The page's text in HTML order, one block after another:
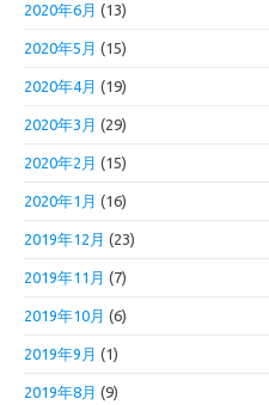
2020年6月 (13)
2020年5月 (15)
2020年4月 (19)
2020年3月 (29)
2020年2月 (15)
2020年1月 (16)
2019年12月 (23)
2019年11月 (7)
2019年10月 (6)
2019年9月 (1)
2019年8月 (9)